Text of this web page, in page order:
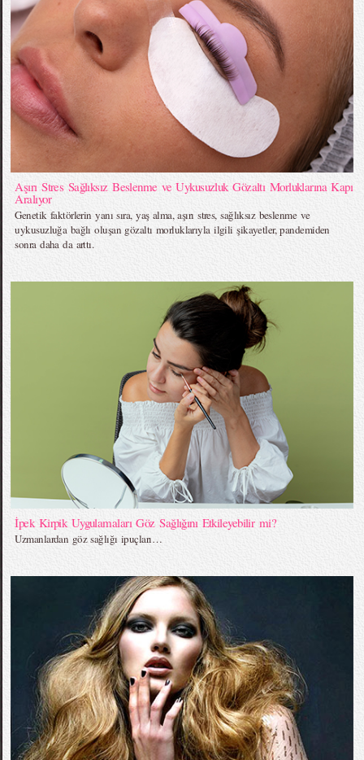
Aşırı Stres Sağlıksız Beslenme ve Uykusuzluk Gözaltı Morluklarına Kapı
Aralıyor
Genetik faktörlerin yanı sıra, yaş alma, aşırı stres, sağlıksız beslenme ve
uykusuzluğa bağlı oluşan gözaltı morluklarıyla ilgili şikayetler, pandemiden
sonra daha da arttı.
İpek Kirpik Uygulamaları Göz Sağlığını Etkileyebilir mi?
Uzmanlardan göz sağlığı ipuçları…